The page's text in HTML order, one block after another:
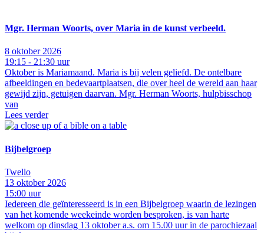
Mgr. Herman Woorts, over Maria in de kunst verbeeld.
8 oktober 2026
19:15 - 21:30 uur
Oktober is Mariamaand. Maria is bij velen geliefd. De ontelbare
afbeeldingen en bedevaartplaatsen, die over heel de wereld aan haar
gewijd zijn, getuigen daarvan. Mgr. Herman Woorts, hulpbisschop
van
Lees verder
Bijbelgroep
Twello
13 oktober 2026
15:00 uur
Iedereen die geïnteresseerd is in een Bijbelgroep waarin de lezingen
van het komende weekeinde worden besproken, is van harte
welkom op dinsdag 13 oktober a.s. om 15.00 uur in de parochiezaal